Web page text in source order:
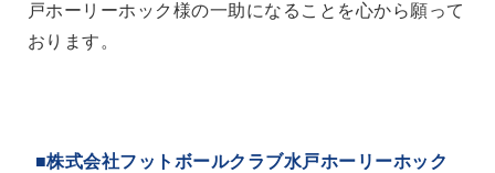
戸ホーリーホック様の一助になることを心から願って
おります。
■株式会社フットボールクラブ水戸ホーリーホック